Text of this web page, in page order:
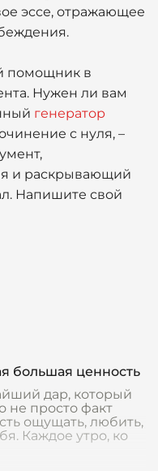
эссе, отражающее
помощник в
Нужен ли вам
генератор
с нуля, –
и раскрывающий
Напишите свой
большая ценность
дар, который
не просто факт
ощущать, любить,
Каждое утро, ко